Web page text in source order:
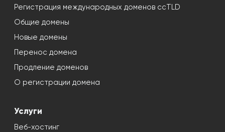
Регистрация международных доменов ccTLD
Общие домены
Новые домены
Перенос домена
Продление доменов
О регистрации домена
Услуги
Веб-хостинг